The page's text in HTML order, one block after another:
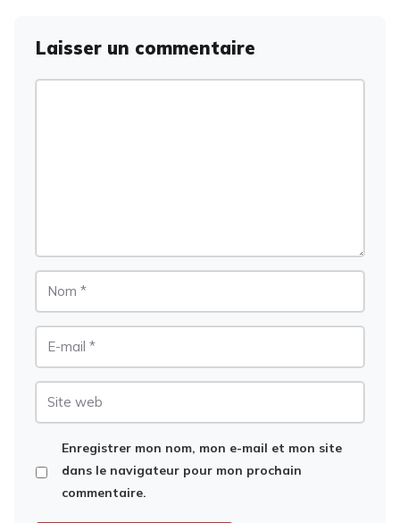
Laisser un commentaire
Enregistrer mon nom, mon e-mail et mon site
dans le navigateur pour mon prochain
commentaire.